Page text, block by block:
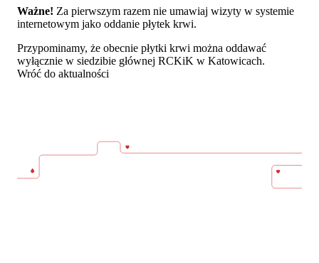
Ważne! Za pierwszym razem nie umawiaj wizyty w systemie
internetowym jako oddanie płytek krwi.
Przypominamy, że obecnie płytki krwi można oddawać
wyłącznie w siedzibie głównej RCKiK w Katowicach.
Wróć do aktualności